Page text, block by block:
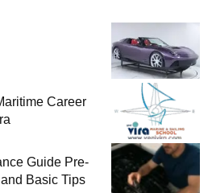
Career
Guide Pre-
Basic Tips